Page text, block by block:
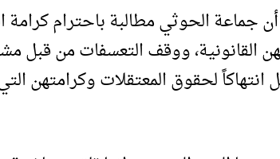
جماعة الحوثي مطالبة باحترام
القانونية، ووقف التعسفات من قبل
لحقوق المعتقلات وكرامتهن التي